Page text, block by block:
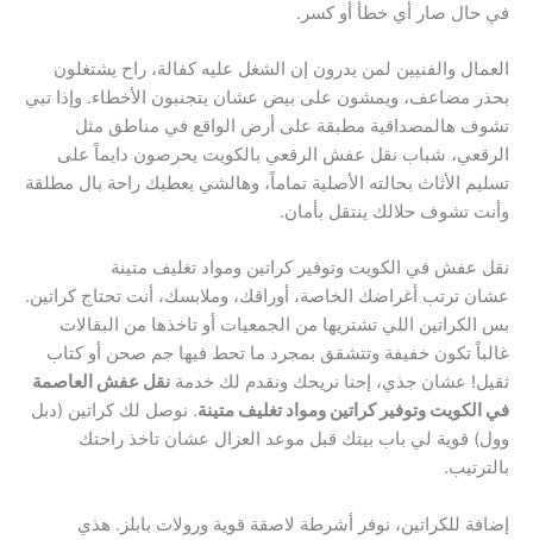
في حال صار أي خطأ أو كسر.
العمال والفنيين لمن يدرون إن الشغل عليه كفالة، راح يشتغلون
بحذر مضاعف، ويمشون على بيض عشان يتجنبون الأخطاء. وإذا تبي
تشوف هالمصداقية مطبقة على أرض الواقع في مناطق مثل
الرقعي، شباب نقل عفش الرقعي بالكويت يحرصون دايماً على
تسليم الأثاث بحالته الأصلية تماماً، وهالشي يعطيك راحة بال مطلقة
وأنت تشوف حلالك ينتقل بأمان.
نقل عفش في الكويت وتوفير كراتين ومواد تغليف متينة
عشان ترتب أغراضك الخاصة، أوراقك، وملابسك، أنت تحتاج كراتين.
بس الكراتين اللي تشتريها من الجمعيات أو تاخذها من البقالات
غالباً تكون خفيفة وتتشقق بمجرد ما تحط فيها جم صحن أو كتاب
ثقيل! عشان جذي، إحنا نريحك ونقدم لك خدمة نقل عفش العاصمة
في الكويت وتوفير كراتين ومواد تغليف متينة. نوصل لك كراتين (دبل
وول) قوية لي باب بيتك قبل موعد العزال عشان تاخذ راحتك
بالترتيب.
إضافة للكراتين، نوفر أشرطة لاصقة قوية ورولات بابلز. هذي